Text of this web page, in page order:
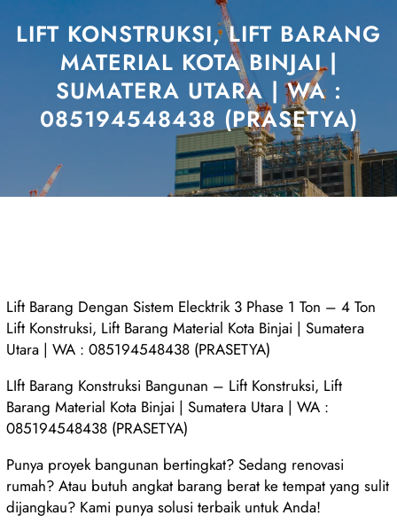
LIFT KONSTRUKSI, LIFT BARANG
MATERIAL KOTA BINJAI |
SUMATERA UTARA | WA :
085194548438 (PRASETYA)
Lift Barang Dengan Sistem Elecktrik 3 Phase 1 Ton – 4 Ton
Lift Konstruksi, Lift Barang Material Kota Binjai | Sumatera
Utara | WA : 085194548438 (PRASETYA)
LIft Barang Konstruksi Bangunan – Lift Konstruksi, Lift
Barang Material Kota Binjai | Sumatera Utara | WA :
085194548438 (PRASETYA)
Punya proyek bangunan bertingkat? Sedang renovasi
rumah? Atau butuh angkat barang berat ke tempat yang sulit
dijangkau? Kami punya solusi terbaik untuk Anda!